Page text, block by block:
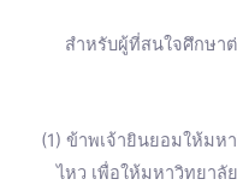
สำหรับผู้ที่สนใจศึกษา
(1) ข้าพเจ้ายินยอมให้มห
ไหว เพื่อให้มหาวิทยาลั